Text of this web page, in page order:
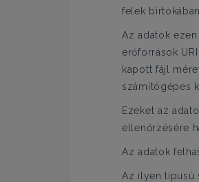
felek
Az adatok
erőforrások
kapott fájl
számítógépes
Ezeket az
ellenőrzésére
Az adatok
Az ilyen típusú